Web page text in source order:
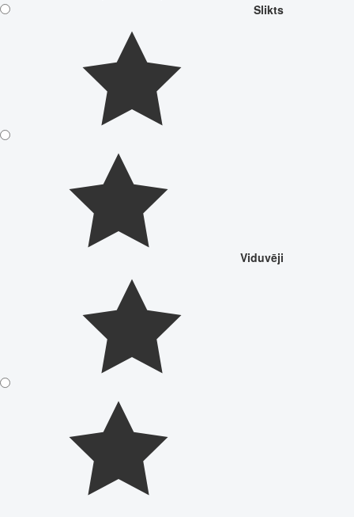
Slikts
Viduvēji